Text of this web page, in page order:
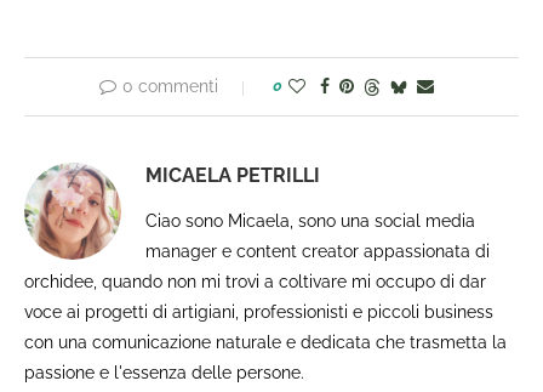
0 commenti 0
MICAELA PETRILLI
Ciao sono Micaela, sono una social media
manager e content creator appassionata di
orchidee, quando non mi trovi a coltivare mi occupo di dar
voce ai progetti di artigiani, professionisti e piccoli business
con una comunicazione naturale e dedicata che trasmetta la
passione e l'essenza delle persone.